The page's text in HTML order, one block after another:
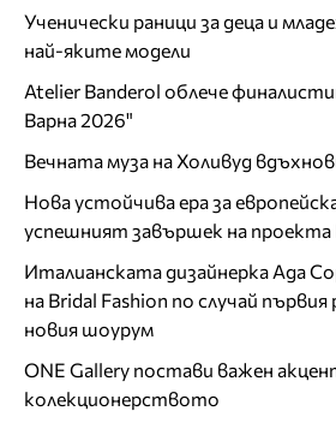
Ученически раници за деца и
най-яките модели
Atelier Banderol облече
Варна 2026"
Вечната муза на Холивуд
Нова устойчива ера за
успешният завършек на проекта
Италианската дизайнерка Ада
на Bridal Fashion по случай
новия шоурум
ONE Gallery постави важен
колекционерството